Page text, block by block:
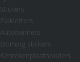
Stickers
Plakletters
Autobanners
Doming stickers
Kentekenplaathouders